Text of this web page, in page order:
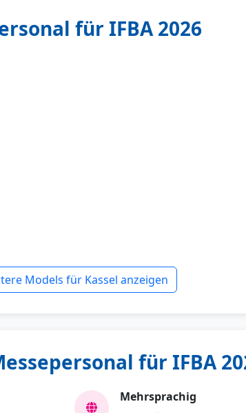
für IFBA 2026
Models für Kassel anzeigen
für IFBA
Mehrsprachig